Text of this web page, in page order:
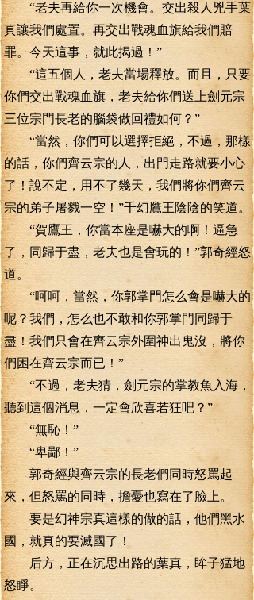
“老夫再給你一次機會。交出殺人兇手葉
真讓我們處置。再交出戰魂血旗給我們賠
罪。今天這事，就此揭過！”
“這五個人，老夫當場釋放。而且，只要
你們交出戰魂血旗，老夫給你們送上劍元宗
三位宗門長老的腦袋做回禮如何？”
“當然，你們可以選擇拒絕，不過，那樣
的話，你們齊云宗的人，出門走路就要小心
了！說不定，用不了幾天，我們將你們齊云
宗的弟子屠戮一空！”千幻鷹王陰陰的笑道。
“賀鷹王，你當本座是嚇大的啊！逼急
了，同歸于盡，老夫也是會玩的！”郭奇經怒
道。
“呵呵，當然，你郭掌門怎么會是嚇大的
呢？我們，怎么也不敢和你郭掌門同歸于
盡！我們只會在齊云宗外圍神出鬼沒，將你
們困在齊云宗而已！”
“不過，老夫猜，劍元宗的掌教魚入海，
聽到這個消息，一定會欣喜若狂吧？”
“無恥！”
“卑鄙！”
郭奇經與齊云宗的長老們同時怒罵起
來，但怒罵的同時，擔憂也寫在了臉上。
要是幻神宗真這樣的做的話，他們黑水
國，就真的要滅國了！
后方，正在沉思出路的葉真，眸子猛地
怒睜。